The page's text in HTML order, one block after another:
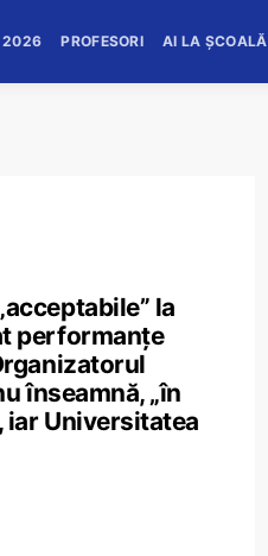
2026 PROFESORI AI LA ȘCOALĂ
la
performanțe
înseamnă, „în
iar Universitatea